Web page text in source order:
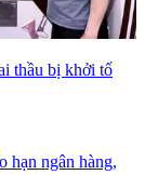
thầu bị khởi tố